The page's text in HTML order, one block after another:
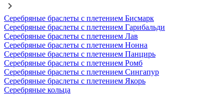
Серебряные браслеты с плетением Бисмарк
Серебряные браслеты с плетением Гарибальди
Серебряные браслеты с плетением Лав
Серебряные браслеты с плетением Нонна
Серебряные браслеты с плетением Панцирь
Серебряные браслеты с плетением Ромб
Серебряные браслеты с плетением Сингапур
Серебряные браслеты с плетением Якорь
Серебряные кольца